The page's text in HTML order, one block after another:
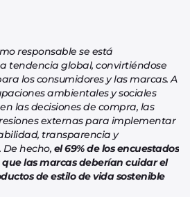
responsable se está
tendencia global, convirtiéndose
los consumidores y las marcas. A
ambientales y sociales
las decisiones de compra, las
externas para implementar
transparencia y
hecho, el 69% de los encuestados
las marcas deberían cuidar el
de estilo de vida sostenible